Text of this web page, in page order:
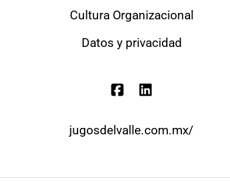
Cultura Organizacional
Datos y privacidad
jugosdelvalle.com.mx/